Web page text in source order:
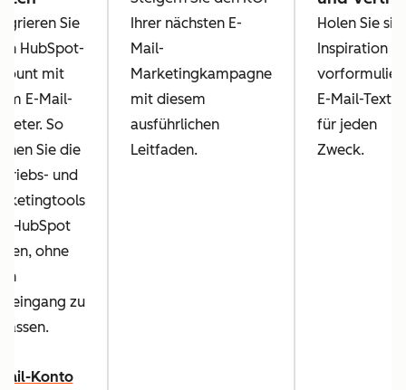
Sie
HubSpot-
mit
E-Mail-
So
Sie die
und
HubSpot
ohne
zu
Konto
Ihrer nächsten E-
Mail-
Marketingkampagne
mit diesem
ausführlichen
Leitfaden.
Holen Sie
Inspiration
E-Mail-
für jeden
Zweck.